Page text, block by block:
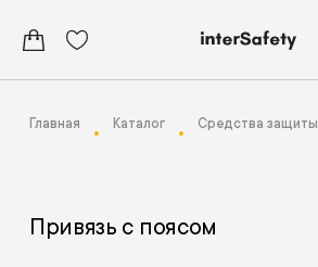
Главная Каталог Средства защиты
Привязь с поясом